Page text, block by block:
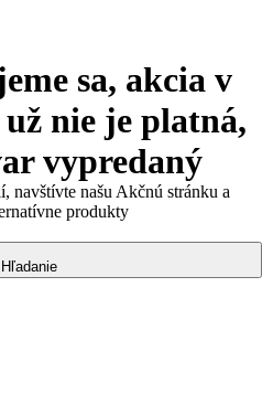
sa, akcia v
nie je platná,
vypredaný
navštívte našu Akčnú stránku a
produkty
Hľadanie